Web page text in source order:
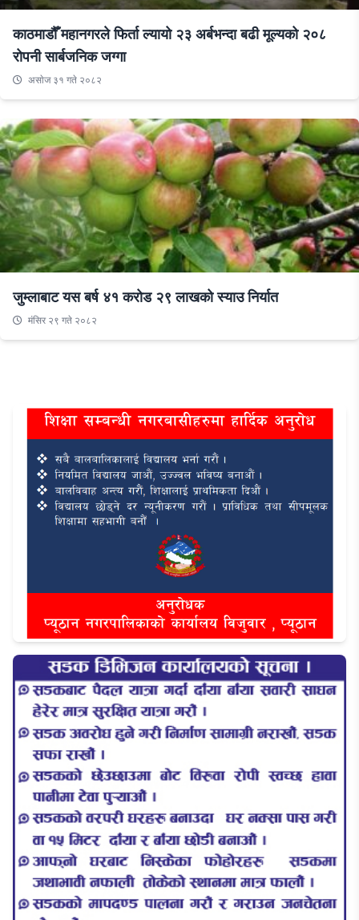
काठमाडौँ महानगरले फिर्ता ल्यायो २३ अर्बभन्दा बढी मूल्यको २०८
रोपनी सार्बजनिक जग्गा
असाेज ३१ गते २०८२
जुम्लाबाट यस बर्ष ४१ करोड २९ लाखको स्याउ निर्यात
मंसिर २९ गते २०८२